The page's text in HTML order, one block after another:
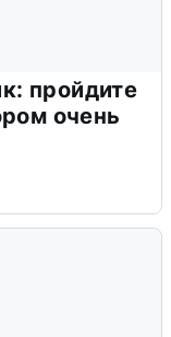
пройдите
очень